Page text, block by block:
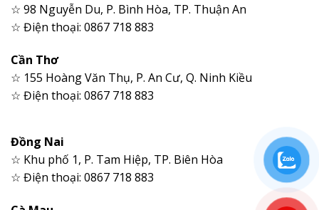
☆ 98 Nguyễn Du, P. Bình Hòa, TP. Thuận An
☆ Điện thoại: 0867 718 883
Cần Thơ
☆ 155 Hoàng Văn Thụ, P. An Cư, Q. Ninh Kiều
☆ Điện thoại: 0867 718 883
Đồng Nai
☆ Khu phố 1, P. Tam Hiệp, TP. Biên Hòa
☆ Điện thoại: 0867 718 883